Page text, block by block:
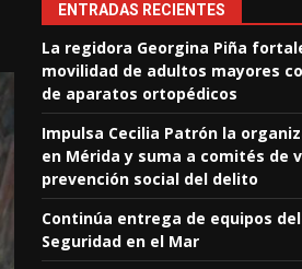
ENTRADAS RECIENTES
La regidora Georgina Piña
movilidad de adultos mayores
de aparatos ortopédicos
Impulsa Cecilia Patrón la
en Mérida y suma a comités de
prevención social del delito
Continúa entrega de equipos
Seguridad en el Mar